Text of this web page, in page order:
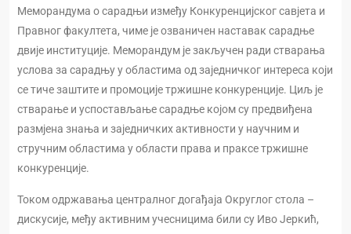
Меморандума о сарадњи између Конкуренцијског савјета и
Правног факултета, чиме је озваничен наставак сарадње
двије институције. Меморандум је закључен ради стварања
услова за сарадњу у областима од заједничког интереса који
се тиче заштите и промоције тржишне конкуренције. Циљ је
стварање и успостављање сарадње којом су предвиђена
размјена знања и заједничких активности у научним и
стручним областима у области права и праксе тржишне
конкуренције.
Током одржавања централног догађаја Округлог стола –
дискусије, међу активним учесницима били су Иво Јеркић,